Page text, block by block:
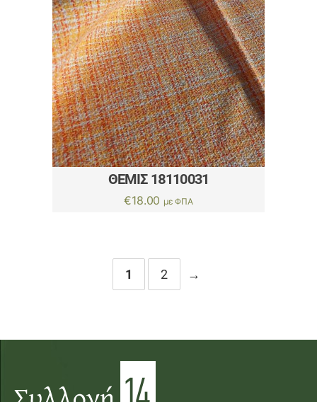
ΘΕΜΙΣ 18110031
€18.00 με ΦΠΑ
1 2 →